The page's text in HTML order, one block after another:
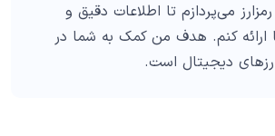
می‌پردازم تا اطلاعات دقیق و
ارائه کنم. هدف من کمک به شما در
دیجیتال است.